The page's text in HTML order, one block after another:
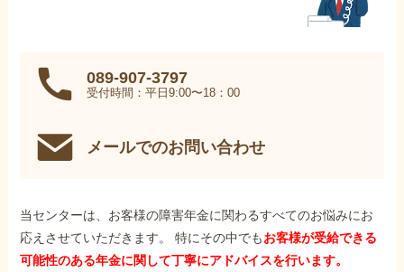
089-907-3797
受付時間：平日9:00〜18：00
メールでのお問い合わせ
当センターは、お客様の障害年金に関わるすべてのお悩みにお
応えさせていただきます。 特にその中でもお客様が受給できる
可能性のある年金に関して丁寧にアドバイスを行います。